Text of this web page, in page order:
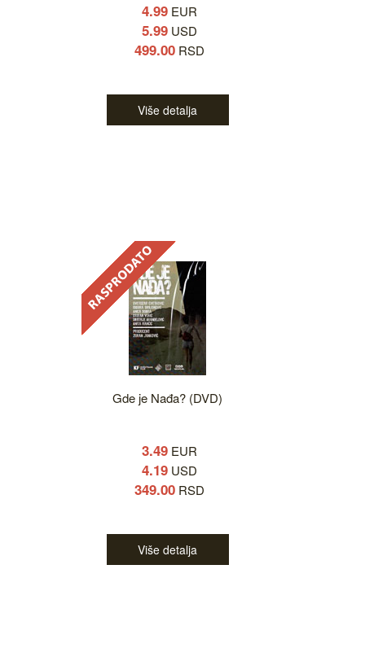
4.99 EUR
5.99 USD
499.00 RSD
Više detalja
Gde je Nađa? (DVD)
3.49 EUR
4.19 USD
349.00 RSD
Više detalja